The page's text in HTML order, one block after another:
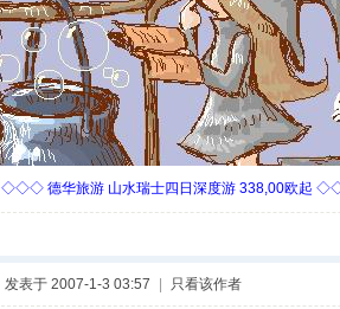
◇◇◇ 德华旅游 山水瑞士四日深度游 338,00欧起
发表于 2007-1-3 03:57 只看该作者